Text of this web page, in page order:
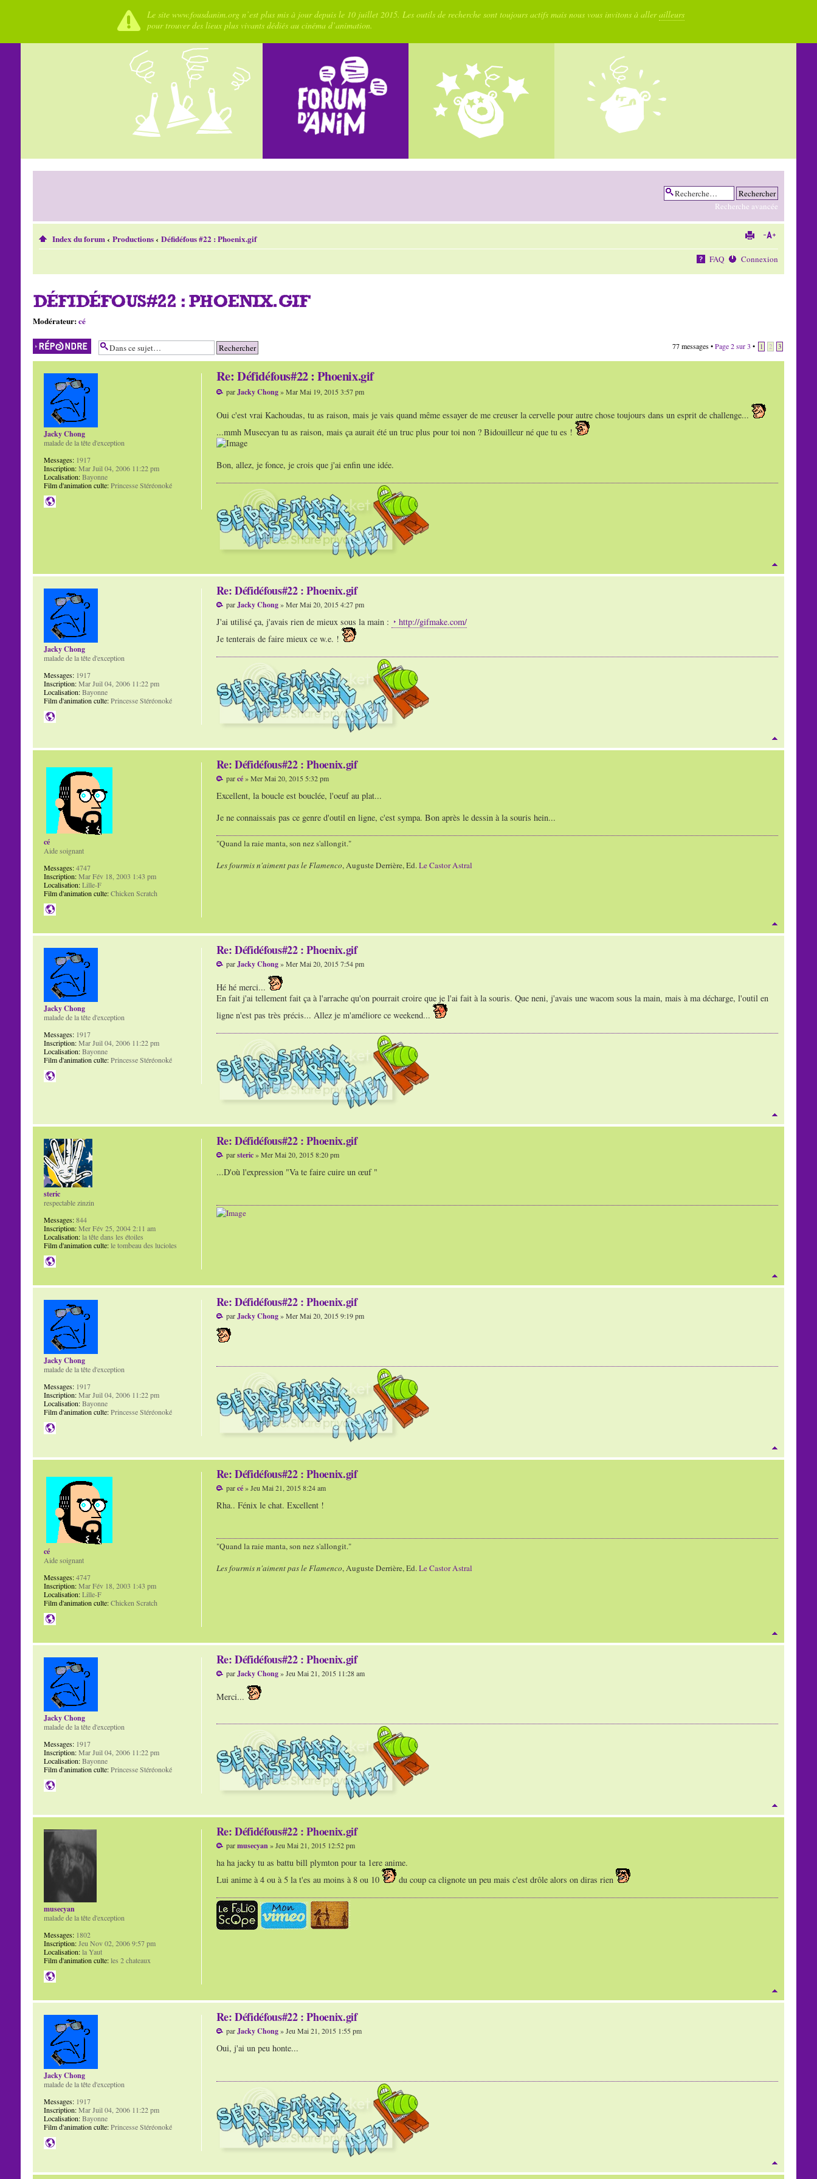
Le site www.fousdanim.org n’est plus mis à jour depuis le 10 juillet 2015. Les outils de recherche sont toujours actifs mais nous vous invitons à allerailleurs
pour trouver des lieux plus vivants dédiés au cinéma d’animation.
Recherche avancée
Index du forum‹ Productions‹ Défidéfous #22 : Phoenix.gif
FAQ Connexion
DÉFIDÉFOUS#22 : PHOENIX.GIF
Modérateur:cé
Répondre 77 messages •Page2sur3 • 1 2 3
Re: Défidéfous#22 : Phoenix.gif
parJacky Chong» Mar Mai 19, 2015 3:57 pm
Oui c'est vrai Kachoudas, tu as raison, mais je vais quand même essayer de me creuser la cervelle pour autre chose toujours dans un esprit de challenge...
...mmh Musecyan tu as raison, mais ça aurait été un truc plus pour toi non ? Bidouilleur né que tu es !
Bon, allez, je fonce, je crois que j'ai enfin une idée.
Jacky Chong
malade de la tête d'exception
Messages:1917
Inscription:Mar Juil 04, 2006 11:22 pm
Localisation:Bayonne
Film d'animation culte:Princesse Stéréonoké
Re: Défidéfous#22 : Phoenix.gif
parJacky Chong» Mer Mai 20, 2015 4:27 pm
J'ai utilisé ça, j'avais rien de mieux sous la main :
http://gifmake.com/
Je tenterais de faire mieux ce w.e. !
Jacky Chong
malade de la tête d'exception
Messages:1917
Inscription:Mar Juil 04, 2006 11:22 pm
Localisation:Bayonne
Film d'animation culte:Princesse Stéréonoké
Re: Défidéfous#22 : Phoenix.gif
parcé» Mer Mai 20, 2015 5:32 pm
Excellent, la boucle est bouclée, l'oeuf au plat...
Je ne connaissais pas ce genre d'outil en ligne, c'est sympa. Bon après le dessin à la souris hein...
"Quand la raie manta, son nez s'allongit."
Les fourmis n'aiment pas le Flamenco, Auguste Derrière, Ed. Le Castor Astral
cé
Aide soignant
Messages:4747
Inscription:Mar Fév 18, 2003 1:43 pm
Localisation:Lille-F
Film d'animation culte:Chicken Scratch
Re: Défidéfous#22 : Phoenix.gif
parJacky Chong» Mer Mai 20, 2015 7:54 pm
Hé hé merci...
En fait j'ai tellement fait ça à l'arrache qu'on pourrait croire que je l'ai fait à la souris. Que neni, j'avais une wacom sous la main, mais à ma décharge, l'outil en
ligne n'est pas très précis... Allez je m'améliore ce weekend...
Jacky Chong
malade de la tête d'exception
Messages:1917
Inscription:Mar Juil 04, 2006 11:22 pm
Localisation:Bayonne
Film d'animation culte:Princesse Stéréonoké
Re: Défidéfous#22 : Phoenix.gif
parsteric» Mer Mai 20, 2015 8:20 pm
...D'où l'expression "Va te faire cuire un œuf "
steric
respectable zinzin
Messages:844
Inscription:Mer Fév 25, 2004 2:11 am
Localisation:la tête dans les étoiles
Film d'animation culte:le tombeau des lucioles
Re: Défidéfous#22 : Phoenix.gif
parJacky Chong» Mer Mai 20, 2015 9:19 pm
Jacky Chong
malade de la tête d'exception
Messages:1917
Inscription:Mar Juil 04, 2006 11:22 pm
Localisation:Bayonne
Film d'animation culte:Princesse Stéréonoké
Re: Défidéfous#22 : Phoenix.gif
parcé» Jeu Mai 21, 2015 8:24 am
Rha.. Fénix le chat. Excellent !
"Quand la raie manta, son nez s'allongit."
Les fourmis n'aiment pas le Flamenco, Auguste Derrière, Ed.Le Castor Astral
cé
Aide soignant
Messages:4747
Inscription:Mar Fév 18, 2003 1:43 pm
Localisation:Lille-F
Film d'animation culte:Chicken Scratch
Re: Défidéfous#22 : Phoenix.gif
parJacky Chong» Jeu Mai 21, 2015 11:28 am
Merci...
Jacky Chong
malade de la tête d'exception
Messages:1917
Inscription:Mar Juil 04, 2006 11:22 pm
Localisation:Bayonne
Film d'animation culte:Princesse Stéréonoké
Re: Défidéfous#22 : Phoenix.gif
parmusecyan» Jeu Mai 21, 2015 12:52 pm
ha ha jacky tu as battu bill plymton pour ta 1ere anime.
Lui anime à 4 ou à 5 la t'es au moins à 8 ou 10
du coup ca clignote un peu mais c'est drôle alors on diras rien
musecyan
malade de la tête d'exception
Messages:1802
Inscription:Jeu Nov 02, 2006 9:57 pm
Localisation:la Yaut
Film d'animation culte:les 2 chateaux
Re: Défidéfous#22 : Phoenix.gif
parJacky Chong» Jeu Mai 21, 2015 1:55 pm
Oui, j'ai un peu honte...
Jacky Chong
malade de la tête d'exception
Messages:1917
Inscription:Mar Juil 04, 2006 11:22 pm
Localisation:Bayonne
Film d'animation culte:Princesse Stéréonoké